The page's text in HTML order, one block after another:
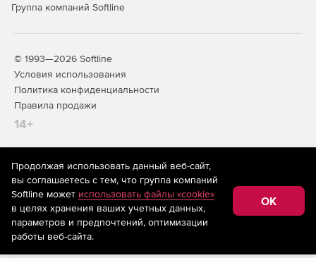
Группа компаний Softline
© 1993—2026 Softline
Условия использования
Политика конфиденциальности
Правила продажи
14+
На информационном ресурсе store.softline.ru применяются
рекомендательные технологии(информационные технологии
предоставления информации на основе сбора,
систематизации и анализа сведений, относящихся к
предпочтениям пользователей сети «Интернет»,
находящихся на территории Российской Федерации)
Продолжая использовать данный веб-сайт,
вы соглашаетесь с тем, что группа компаний
Softline может использовать файлы «cookie»
в целях хранения ваших учетных данных,
параметров и предпочтений, оптимизации
работы веб-сайта.
OK